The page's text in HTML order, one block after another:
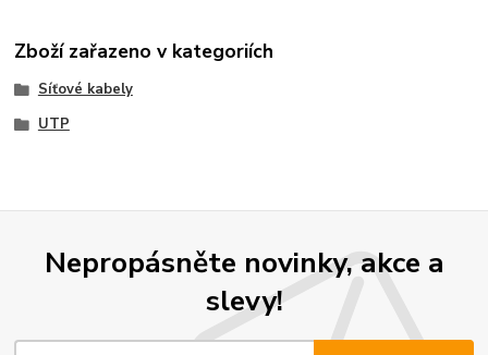
Zboží zařazeno v kategoriích
Síťové kabely
UTP
Nepropásněte novinky, akce a
slevy!